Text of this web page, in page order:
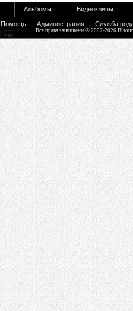
Альбомы Видеоклипы
Помощь Администрация Служба
Все права защищены © 2007-2026